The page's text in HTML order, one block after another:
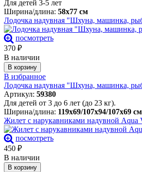
Для детей 3-5 лет
Ширина/длина: 58х77 см
Лодочка надувная "Шхуна, машинка,
посмотреть
370 ₽
В наличии
В корзину
В избранное
Лодочка надувная "Шхуна, машинка,
Артикул: 59380
Для детей от 3 до 6 лет (до 23 кг).
Ширина/длина: 119х69/107х94/107х69 см
Жилет c нарукавниками надувной Aqua
посмотреть
450 ₽
В наличии
В корзину